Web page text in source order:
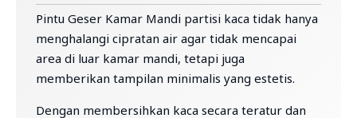
Pintu Geser Kamar Mandi partisi kaca tidak hanya
menghalangi cipratan air agar tidak mencapai
area di luar kamar mandi, tetapi juga
memberikan tampilan minimalis yang estetis.
Dengan membersihkan kaca secara teratur dan